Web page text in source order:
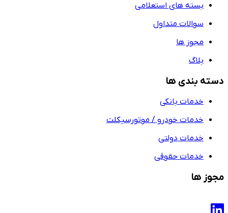
بسته های استعلامی
سوالات متداول
مجوز ها
بلاگ
دسته بندی ها
خدمات بانکی
خدمات خودرو / موتورسیکلت
خدمات دولتی
خدمات حقوقی
مجوز ها